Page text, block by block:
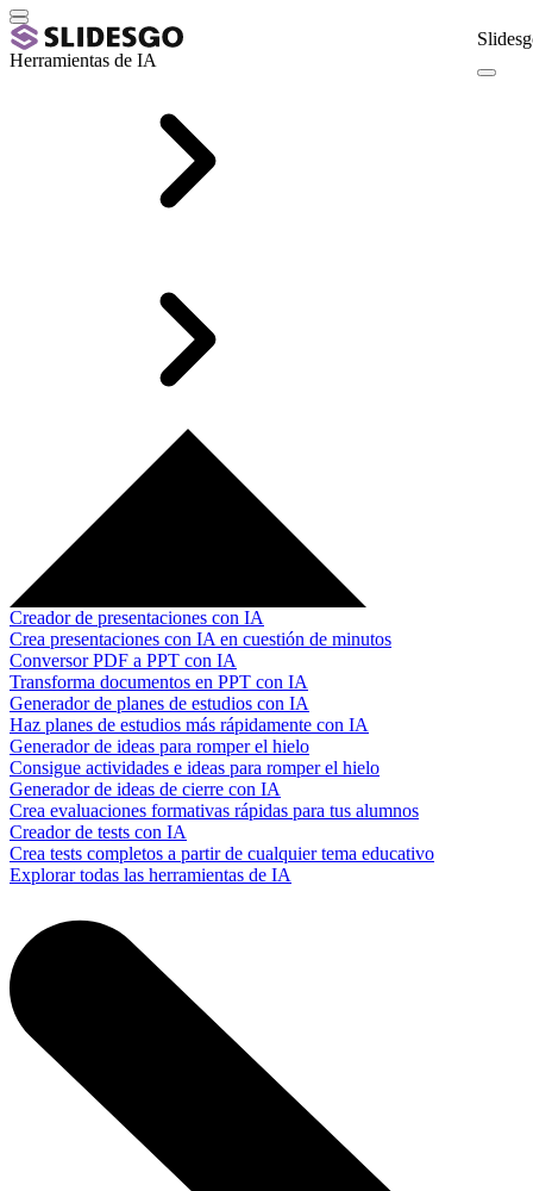
Herramientas de IA
Creador de presentaciones con IA
Crea presentaciones con IA en cuestión de minutos
Conversor PDF a PPT con IA
Transforma documentos en PPT con IA
Generador de planes de estudios con IA
Haz planes de estudios más rápidamente con IA
Generador de ideas para romper el hielo
Consigue actividades e ideas para romper el hielo
Generador de ideas de cierre con IA
Crea evaluaciones formativas rápidas para tus alumnos
Creador de tests con IA
Crea tests completos a partir de cualquier tema educativo
Explorar todas las herramientas de IA